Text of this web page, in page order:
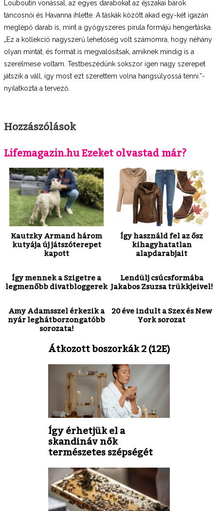
Louboutin vonással, az egyes darabokat az éjszakai bárok
táncosnői és Havanna ihlette. A táskák között akad egy-két igazán
meglepő darab is, mint a gyógyszeres pirula formájú hengertáska.
„Ez a kollekció nagyszerű lehetőség volt számomra, hogy néhány
olyan mintát, és formát is megvalósítsak, amiknek mindig is a
szerelmese voltam. Testbeszédünk sokszor igen nagy szerepet
játszik a váll, így most ezt szerettem volna hangsúlyossá tenni.”-
nyilatkozta a tervező.
Hozzászólások
Lifemagazin.hu Ezeket olvastad már?
Kautzky Armand három
kutyája új játszóterepet
kapott
Így használd fel az ősz
kihagyhatatlan
alapdarabjait
Így mennek a Szigetre a
legmenőbb divatbloggerek
Lendülj csúcsformába
Jakabos Zsuzsa trükkjeivel!
Amy Adamsszel érkezik a
nyár leghátborzongatóbb
sorozata!
20 éve indult a Szex és New
York sorozat
Átkozott boszorkák 2 (12E)
Így érhetjük el a
skandináv nők
természetes szépségét